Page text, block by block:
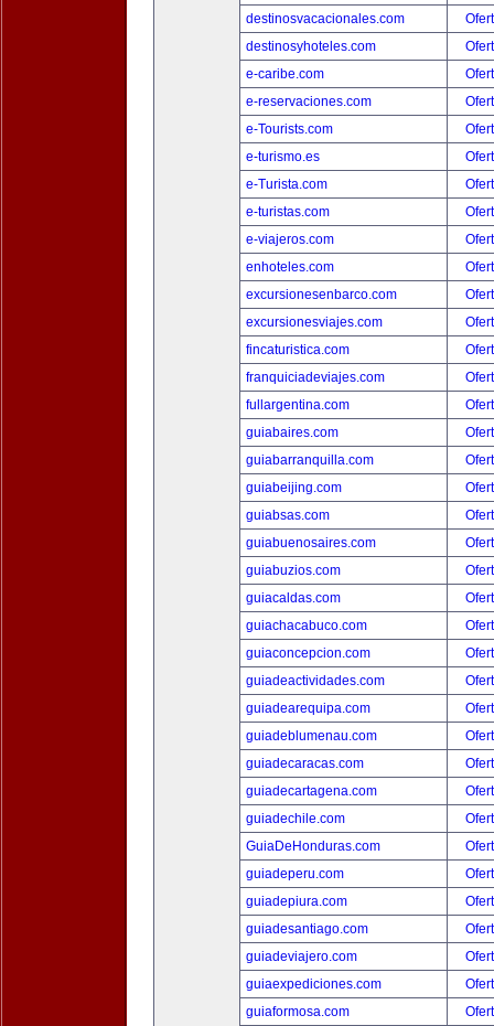
destinosvacacionales.com
destinosyhoteles.com
e-caribe.com
e-reservaciones.com
e-Tourists.com
e-turismo.es
e-Turista.com
e-turistas.com
e-viajeros.com
enhoteles.com
excursionesenbarco.com
excursionesviajes.com
fincaturistica.com
franquiciadeviajes.com
fullargentina.com
guiabaires.com
guiabarranquilla.com
guiabeijing.com
guiabsas.com
guiabuenosaires.com
guiabuzios.com
guiacaldas.com
guiachacabuco.com
guiaconcepcion.com
guiadeactividades.com
guiadearequipa.com
guiadeblumenau.com
guiadecaracas.com
guiadecartagena.com
guiadechile.com
GuiaDeHonduras.com
guiadeperu.com
guiadepiura.com
guiadesantiago.com
guiadeviajero.com
guiaexpediciones.com
guiaformosa.com